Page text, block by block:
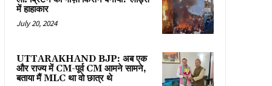
में हाहाकार
July 20, 2024
UTTARAKHAND BJP: अब एक
और राज्य में CM-पूर्व CM आमने सामने,
बताया मैं MLC था वो छात्र थे